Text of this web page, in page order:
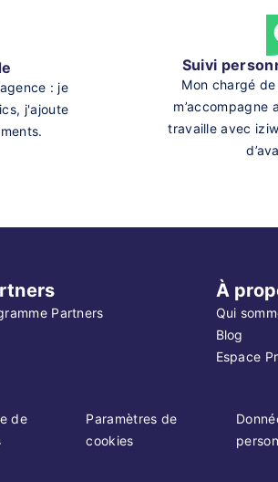
: je
j'ajoute
Suivi
Mon chargé
m’accompagne
travaille avec
Partners
À
Qui
Blog
Espace
de
Paramètres de
cookies